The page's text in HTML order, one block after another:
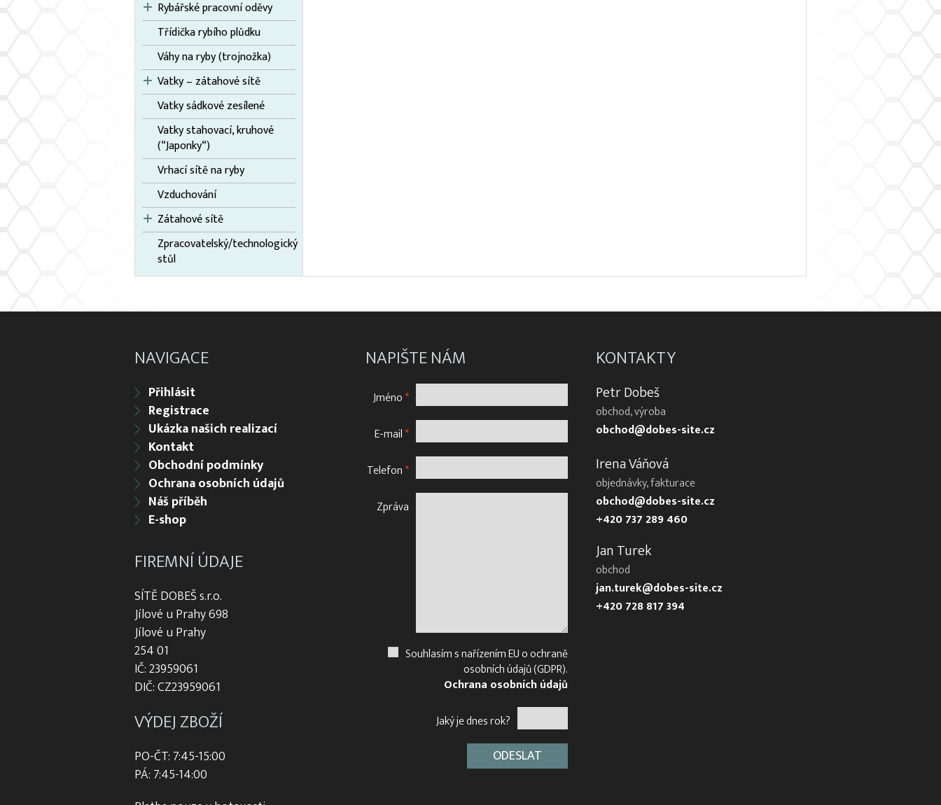
Rybářské pracovní oděvy
Třídička rybího plůdku
Váhy na ryby (trojnožka)
Vatky – zátahové sítě
Vatky sádkové zesílené
Vatky stahovací, kruhové
(“Japonky“)
Vrhací sítě na ryby
Vzduchování
Zátahové sítě
Zpracovatelský/technologický
stůl
NAVIGACE
Přihlásit
Registrace
Ukázka našich realizací
Kontakt
Obchodní podmínky
Ochrana osobních údajů
Náš příběh
E-shop
FIREMNÍ ÚDAJE
SÍTĚ DOBEŠ s.r.o.
Jílové u Prahy 698
Jílové u Prahy
254 01
IČ: 23959061
DIČ: CZ23959061
VÝDEJ ZBOŽÍ
PO-ČT: 7:45-15:00
PÁ: 7:45-14:00
NAPIŠTE NÁM
Jméno*
E-mail*
Telefon*
Zpráva
Souhlasím s nařízením EU o ochraně
osobních údajů (GDPR).
Ochrana osobních údajů
Jaký je dnes rok?
KONTAKTY
Petr Dobeš
obchod, výroba
obchod@dobes-site.cz
Irena Váňová
objednávky, fakturace
obchod@dobes-site.cz
+420 737 289 460
Jan Turek
obchod
jan.turek@dobes-site.cz
+420 728 817 394